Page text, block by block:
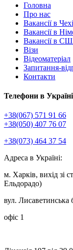
Головна
Про нас
Вакансії в
Вакансії в
Вакансії в
Візи
Відеоматеріал
Запитання-
Контакти
Телефони в Україні
+38(067) 571 91 66
+38(050) 407 76 07
+38(073) 464 37 54
Адреса в Україні:
м. Харків, вихід зі
Ельдорадо)
вул. Лисаветинська
офіс 1